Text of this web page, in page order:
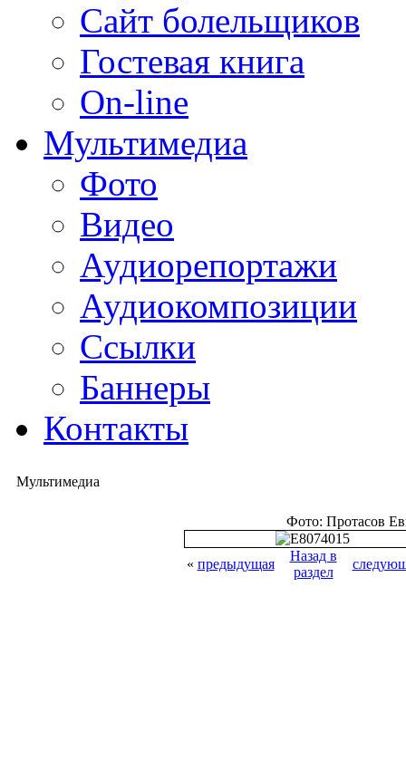
Сайт болельщиков
Гостевая книга
On-line
Мультимедиа
Фото
Видео
Аудиорепортажи
Аудиокомпозиции
Ссылки
Баннеры
Контакты
Мультимедиа
Фото: Протасов
« предыдущая
Назад в
раздел